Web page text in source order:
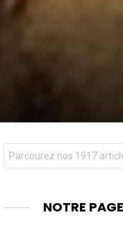
Chercher
pour
NOTRE